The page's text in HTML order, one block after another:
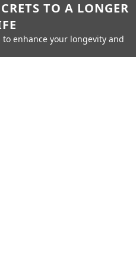
TO A LONGER
enhance your longevity and